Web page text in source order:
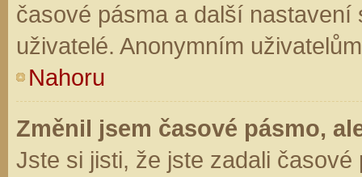
časové pásma a další
uživatelé. Anonymním
Nahoru
Změnil jsem časové pásmo,
Jste si jisti, že jste zadali